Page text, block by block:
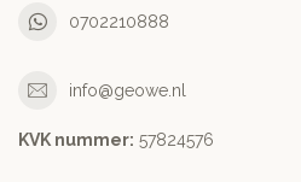
0702210888
info@geowe.nl
KVK nummer: ‭57824576‬